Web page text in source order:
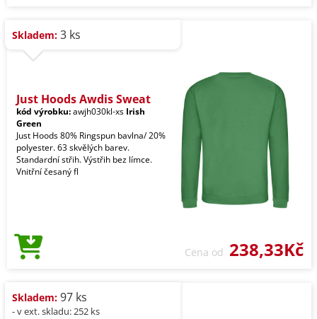
Skladem: 3 ks
Just Hoods Awdis Sweat
kód výrobku:awjh030kl-xs Irish
Green
Just Hoods 80% Ringspun bavlna/ 20%
polyester. 63 skvělých barev.
Standardní střih. Výstřih bez límce.
Vnitřní česaný fl
Cena od 238,33Kč
Skladem: 97 ks
- v ext. skladu: 252 ks